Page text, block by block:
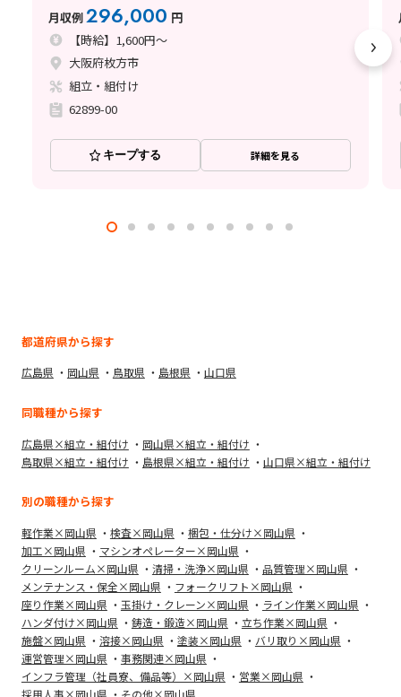
月収例296,000 円
【時給】1,600円～
大阪府枚方市
組立・組付け
62899-00
キープする 詳細を見る
都道府県から探す
広島県 岡山県 鳥取県 島根県 山口県
同職種から探す
広島県×組立・組付け
岡山県×組立・組付け
鳥取県×組立・組付け
島根県×組立・組付け 山口県×組立・組付け
別の職種から探す
軽作業×岡山県 検査×岡山県
梱包・仕分け×岡山県
加工×岡山県
マシンオペレーター×岡山県
クリーンルーム×岡山県
清掃・洗浄×岡山県
品質管理×岡山県
メンテナンス・保全×岡山県
フォークリフト×岡山県
座り作業×岡山県
玉掛け・クレーン×岡山県
ライン作業×岡山県
ハンダ付け×岡山県
鋳造・鍛造×岡山県
立ち作業×岡山県
施盤×岡山県
溶接×岡山県 塗装×岡山県
バリ取り×岡山県
運営管理×岡山県
事務関連×岡山県
インフラ管理（社員寮、備品等）×岡山県
営業×岡山県
採用人事×岡山県
その他×岡山県